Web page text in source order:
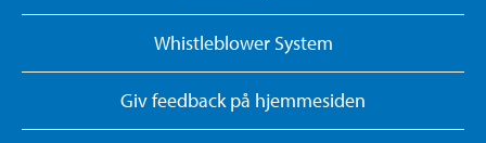
Whistleblower System
Giv feedback på hjemmesiden